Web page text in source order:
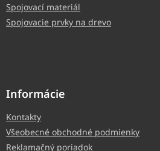
Spojovací materiál
Spojovacie prvky na drevo
Informácie
Kontakty
Všeobecné obchodné podmienky
Reklamačný poriadok